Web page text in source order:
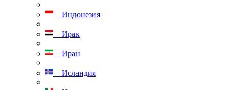
Индонезия
Ирак
Иран
Исландия